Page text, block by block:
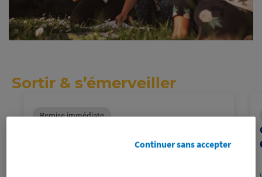
Sortir & s’émerveiller
Remise immédiate
sur votre e-Billet Parc AsterixContinuer sans accepter